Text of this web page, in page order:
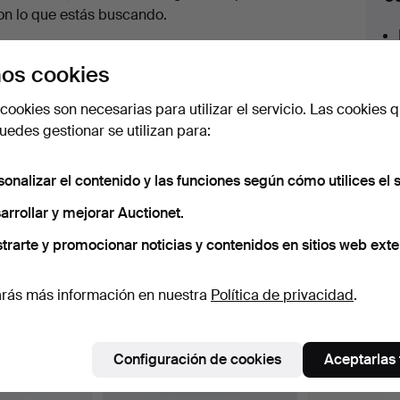
lo que estás buscando.
tan pronto como dispongamos del lote.
archivo que coinciden con tu
cookies
son necesarias para utilizar el servicio. Las cookies
gestionar se utilizan para:
el contenido y las funciones según cómo utilices el
y mejorar Auctionet.
y promocionar noticias y contenidos en sitios web
más información en nuestra Política de privacidad.
Configuración de cookies Aceptarlas